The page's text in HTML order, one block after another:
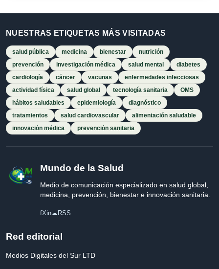
NUESTRAS ETIQUETAS MÁS VISITADAS
salud pública medicina bienestar
nutrición
prevención
investigación médica salud mental
diabetes
cardiología
cáncer vacunas
enfermedades infecciosas
actividad física
salud global tecnología sanitaria
OMS
hábitos saludables
epidemiología
diagnóstico
tratamientos
salud cardiovascular
alimentación saludable
innovación médica
prevención sanitaria
Mundo de la Salud
Medio de comunicación especializado en salud global,
medicina, prevención, bienestar e innovación sanitaria.
fXin☁RSS
Red editorial
Medios Digitales del Sur LTD